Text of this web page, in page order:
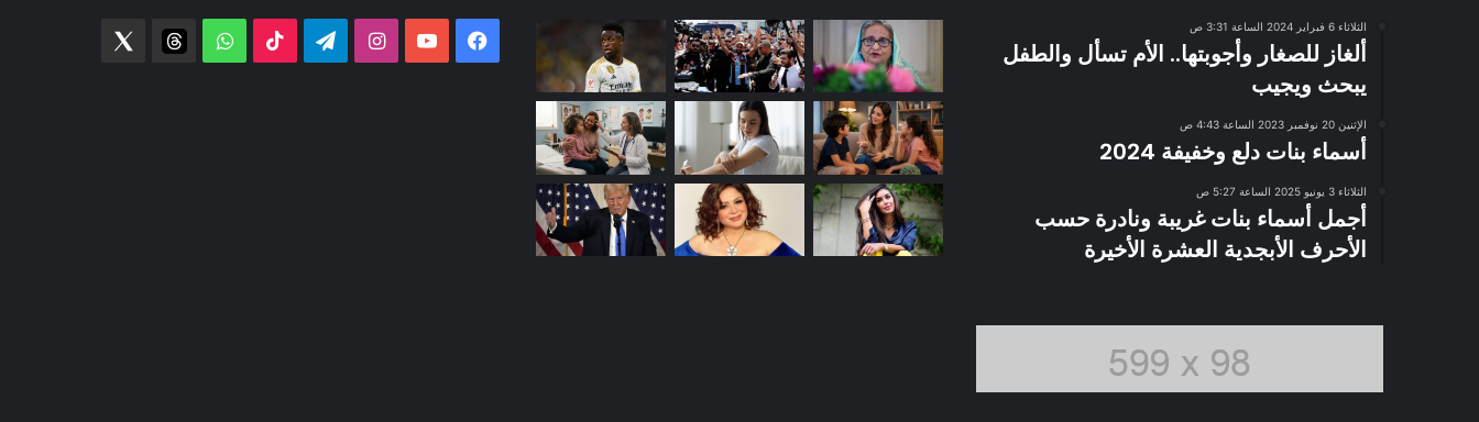
الثلاثاء 6 فبراير 2024 الساعة 3:31 ص
ألغاز للصغار وأجوبتها.. الأم تسأل والطفل
يبحث ويجيب
الإثنين 20 نوفمبر 2023 الساعة 4:43 ص
أسماء بنات دلع وخفيفة 2024
الثلاثاء 3 يونيو 2025 الساعة 5:27 ص
أجمل أسماء بنات غريبة ونادرة حسب
الأحرف الأبجدية العشرة الأخيرة
فيسبوك‫YouTubeانستقرامتيلقرام ‫TikTok واتساب threads